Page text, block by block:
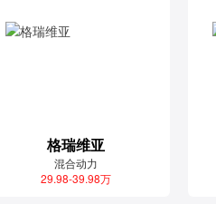
格瑞维亚
混合动力
29.98-39.98万